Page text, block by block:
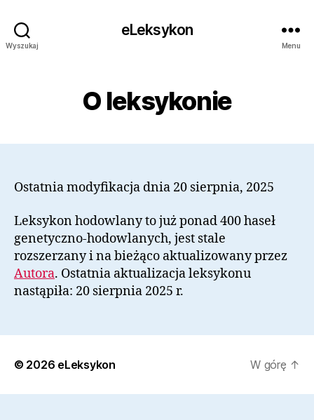
Wyszukaj
eLeksykon
Menu
O leksykonie
Ostatnia modyfikacja dnia 20 sierpnia, 2025
Leksykon hodowlany to już ponad 400 haseł
genetyczno-hodowlanych, jest stale
rozszerzany i na bieżąco aktualizowany przez
Autora. Ostatnia aktualizacja leksykonu
nastąpiła: 20 sierpnia 2025 r.
© 2026 eLeksykon W górę ↑